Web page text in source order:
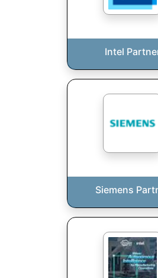
Intel
Siemens